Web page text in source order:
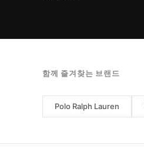
함께 즐겨찾는 브랜드
Polo Ralph Lauren